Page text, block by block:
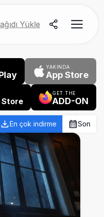
Yükle
YAKINDA
App Store
Store
GET THE
ADD-ON
En çok indirme Son